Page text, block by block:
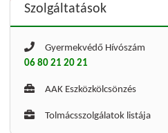
Szolgáltatások
Gyermekvédő Hívószám
06 80 21 20 21
AAK Eszközkölcsönzés
Tolmácsszolgálatok listája